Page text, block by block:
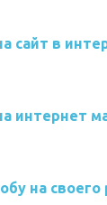
сайт в
интернет
на своего